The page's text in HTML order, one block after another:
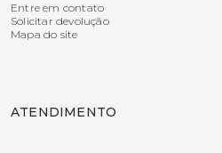
Entre em contato
Solicitar devolução
Mapa do site
ATENDIMENTO